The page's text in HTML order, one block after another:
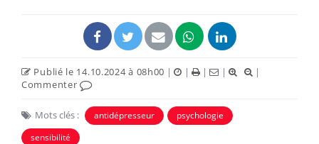
Publié le 14.10.2024 à 08h00 | | | |
|
Commenter
Mots clés : antidépresseur
psychologie
sensibilité